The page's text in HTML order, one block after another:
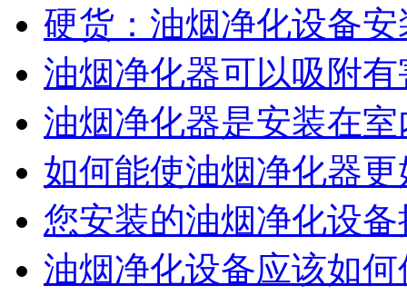
硬货：油烟净化设备
油烟净化器可以吸附
油烟净化器是安装在
如何能使油烟净化器更
您安装的油烟净化设
油烟净化设备应该如